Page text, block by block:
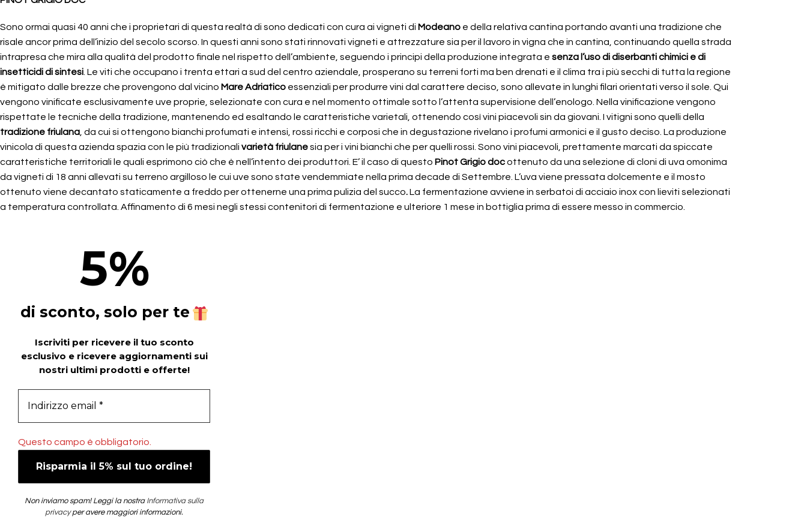
Sono ormai quasi 40 anni che i proprietari di questa realtà di sono dedicati con cura ai vigneti di Modeano e della relativa cantina portando avanti una tradizione che
risale ancor prima dell’inizio del secolo scorso. In questi anni sono stati rinnovati vigneti e attrezzature sia per il lavoro in vigna che in cantina, continuando quella strada
intrapresa che mira alla qualità del prodotto finale nel rispetto dell’ambiente, seguendo i principi della produzione integrata e senza l’uso di diserbanti chimici e di
insetticidi di sintesi . Le viti che occupano i trenta ettari a sud del centro aziendale, prosperano su terreni forti ma ben drenati e il clima tra i più secchi di tutta la regione
è mitigato dalle brezze che provengono dal vicino Mare Adriatico essenziali per produrre vini dal carattere deciso, sono allevate in lunghi filari orientati verso il sole. Qui
vengono vinificate esclusivamente uve proprie, selezionate con cura e nel momento ottimale sotto l’attenta supervisione dell’enologo. Nella vinificazione vengono
rispettate le tecniche della tradizione, mantenendo ed esaltando le caratteristiche varietali, ottenendo così vini piacevoli sin da giovani. I vitigni sono quelli della
tradizione friulana , da cui si ottengono bianchi profumati e intensi, rossi ricchi e corposi che in degustazione rivelano i profumi armonici e il gusto deciso. La produzione
vinicola di questa azienda spazia con le più tradizionali varietà friulanesia per i vini bianchi che per quelli rossi. Sono vini piacevoli, prettamente marcati da spiccate
caratteristiche territoriali le quali esprimono ciò che è nell’intento dei produttori. E’ il caso di questo Pinot Grigio docottenuto da una selezione di cloni di uva omonima
da vigneti di 18 anni allevati su terreno argilloso le cui uve sono state vendemmiate nella prima decade di Settembre. L’uva viene pressata dolcemente e il mosto
ottenuto viene decantato staticamente a freddo per ottenerne una prima pulizia del succo.La fermentazione avviene in serbatoi di acciaio inox con lieviti selezionati
a temperatura controllata. Affinamento di 6 mesi negli stessi contenitori di fermentazione e ulteriore 1 mese in bottiglia prima di essere messo in commercio.
5%
di sconto, solo per te
Iscriviti per ricevere il tuo sconto
esclusivo e ricevere aggiornamenti sui
nostri ultimi prodotti e offerte!
Questo campo è obbligatorio.
Non inviamo spam! Leggi la nostra Informativa sulla
privacyper avere maggiori informazioni.